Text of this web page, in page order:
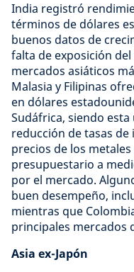
India registró
términos de dólares
buenos datos de
falta de exposición
mercados asiáticos
Malasia y Filipinas
en dólares
Sudáfrica, siendo
reducción de tasas
precios de los
presupuestario a
por el mercado.
buen desempeño,
mientras que
principales mercados
Asia ex-Japón